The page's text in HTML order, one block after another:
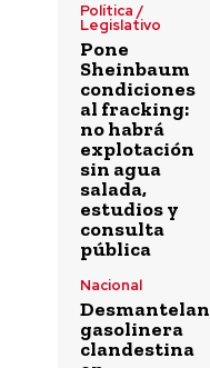
Política /
Legislativo
Pone
Sheinbaum
condiciones
al fracking:
no habrá
explotación
sin agua
salada,
estudios y
consulta
pública
Nacional
Desmantelan
gasolinera
clandestina